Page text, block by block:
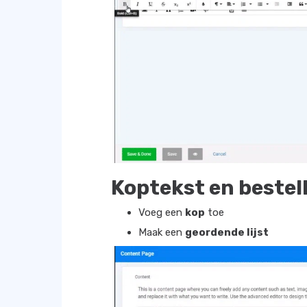
Koptekst en
Voeg een kop toe
Maak een geordende lijst